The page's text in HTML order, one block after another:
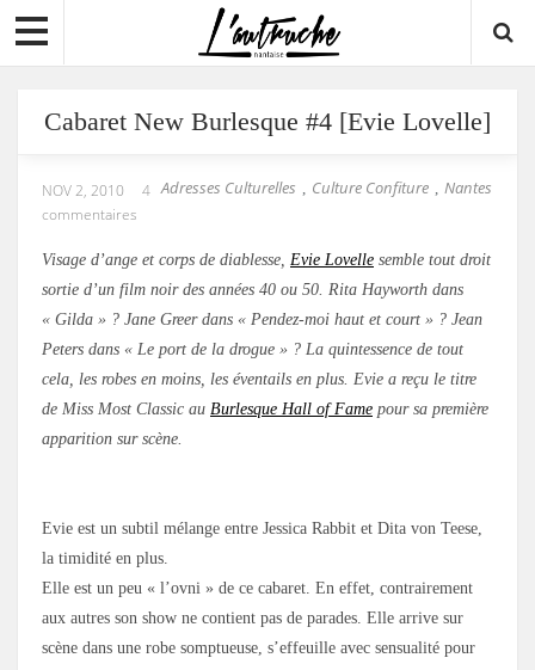
Cabaret New Burlesque #4 [Evie Lovelle]
Adresses Culturelles , Culture Confiture , Nantes
NOV 2, 2010
4
commentaires
Visage d’ange et corps de diablesse, Evie Lovelle semble tout droit
sortie d’un film noir des années 40 ou 50. Rita Hayworth dans
« Gilda » ? Jane Greer dans « Pendez-moi haut et court » ? Jean
Peters dans « Le port de la drogue » ? La quintessence de tout
cela, les robes en moins, les éventails en plus. Evie a reçu le titre
de Miss Most Classic au Burlesque Hall of Fame pour sa première
apparition sur scène.
Evie est un subtil mélange entre Jessica Rabbit et Dita von Teese,
la timidité en plus.
Elle est un peu « l’ovni » de ce cabaret. En effet, contrairement
aux autres son show ne contient pas de parades. Elle arrive sur
scène dans une robe somptueuse, s’effeuille avec sensualité pour